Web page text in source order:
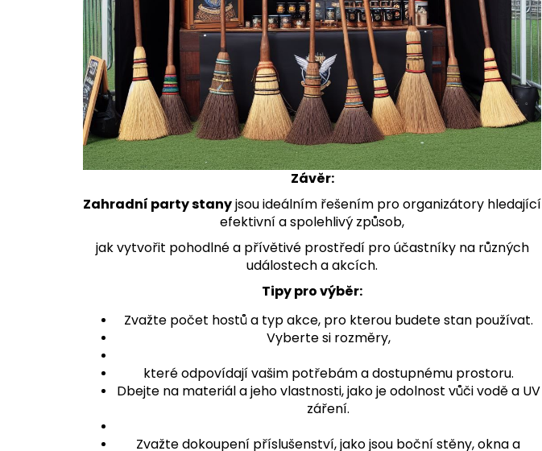
Závěr:
Zahradní party stanyjsou ideálním řešením pro organizátory hledající
efektivní a spolehlivý způsob,
jak vytvořit pohodlné a přívětivé prostředí pro účastníky na různých
událostech a akcích.
Tipy pro výběr:
Zvažte počet hostů a typ akce, pro kterou budete stan používat.
Vyberte si rozměry,
které odpovídají vašim potřebám a dostupnému prostoru.
Dbejte na materiál a jeho vlastnosti, jako je odolnost vůči vodě a UV
záření.
Zvažte dokoupení příslušenství, jako jsou boční stěny, okna a